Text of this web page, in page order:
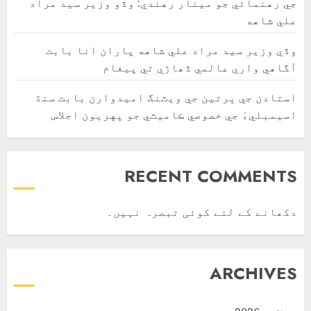
جي رهنمائي جو مينار رهندي: وڏو وزير سيد مراد
علي شاهه
وڏي وزير سيد مراد علي شاهه پاران انا بابت
آگاهي واري عالمي ڏھاڙي تي پيغام
استادن جي ڀرتين جي ويٽنگ اميدوارن بابت سنڌ
اسيمبليءَ جي خصوصي ڪاميٽي جو پهريون اجلاس
RECENT COMMENTS
دکھانے کے لئے کوئی تبصرہ نہیں۔
ARCHIVES